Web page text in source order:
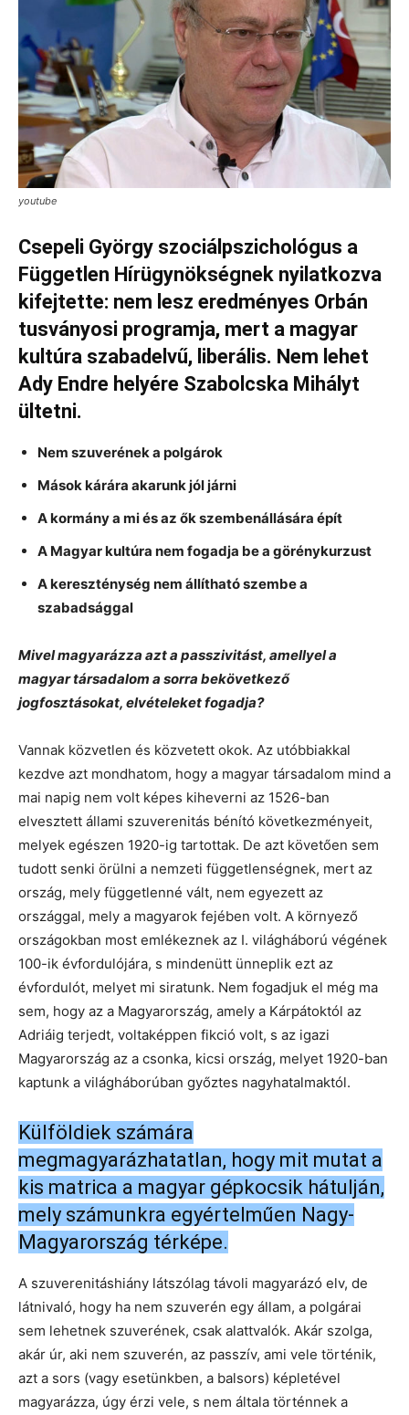
youtube
Csepeli György szociálpszichológus a
Független Hírügynökségnek nyilatkozva
kifejtette: nem lesz eredményes Orbán
tusványosi programja, mert a magyar
kultúra szabadelvű, liberális. Nem lehet
Ady Endre helyére Szabolcska Mihályt
ültetni.
Nem szuverének a polgárok
Mások kárára akarunk jól járni
A kormány a mi és az ők szembenállására épít
A Magyar kultúra nem fogadja be a görénykurzust
A kereszténység nem állítható szembe a
szabadsággal
Mivel magyarázza azt a passzivitást, amellyel a
magyar társadalom a sorra bekövetkező
jogfosztásokat, elvételeket fogadja?
Vannak közvetlen és közvetett okok. Az utóbbiakkal
kezdve azt mondhatom, hogy a magyar társadalom mind a
mai napig nem volt képes kiheverni az 1526-ban
elvesztett állami szuverenitás bénító következményeit,
melyek egészen 1920-ig tartottak. De azt követően sem
tudott senki örülni a nemzeti függetlenségnek, mert az
ország, mely függetlenné vált, nem egyezett az
országgal, mely a magyarok fejében volt. A környező
országokban most emlékeznek az I. világháború végének
100-ik évfordulójára, s mindenütt ünneplik ezt az
évfordulót, melyet mi siratunk. Nem fogadjuk el még ma
sem, hogy az a Magyarország, amely a Kárpátoktól az
Adriáig terjedt, voltaképpen fikció volt, s az igazi
Magyarország az a csonka, kicsi ország, melyet 1920-ban
kaptunk a világháborúban győztes nagyhatalmaktól.
Külföldiek számára
megmagyarázhatatlan, hogy mit mutat a
kis matrica a magyar gépkocsik hátulján,
mely számunkra egyértelműen Nagy-
Magyarország térképe.
A szuverenitáshiány látszólag távoli magyarázó elv, de
látnivaló, hogy ha nem szuverén egy állam, a polgárai
sem lehetnek szuverének, csak alattvalók. Akár szolga,
akár úr, aki nem szuverén, az passzív, ami vele történik,
azt a sors (vagy esetünkben, a balsors) képletével
magyarázza, úgy érzi vele, s nem általa történnek a